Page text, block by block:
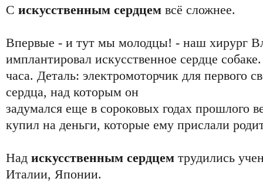
С искусственным сердцем всё сложнее.
Впервые - и тут мы молодцы! - наш хирург
имплантировал искусственное сердце
часа. Деталь: электромоторчик для первого
сердца, над которым он
задумался еще в сороковых годах прошлого
купил на деньги, которые ему прислали
Над искусственным сердцем трудились
Италии, Японии.